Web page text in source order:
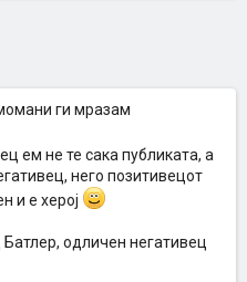
ги мразам
ем не те сака публиката, а
него позитивецот
и е херој
одличен негативец